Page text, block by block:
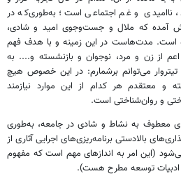
ناامیدی و غم اجتماعی است؛ به‌طوری‌که در
آمده که ملال و جست‌وجوی امید و شادی،
است. مدت‌هاست در این زمینه و با هدف فهم
اعم از زن و مرد، نوجوان و بازنشسته و.... به
می‌توانم برشمارم: در این خصوص هیچ
و معتقدم هر کدام از این موارد نیازمند
و روان‌شناختی است.
معطوف به نشاط و شادی در جامعه، به‌طوری
بالادستی برنامه‌ریزی‌های اجرایی آثاری از
(این امر به اندازهای مهم است که مفهوم
ادبیات توسعه مطرح هست).